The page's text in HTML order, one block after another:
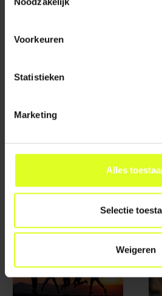
Voorkeuren
Statistieken
Marketing
Alles
Selectie
Weigeren
3 REDENEN OM TE
INVESTEREN IN DE